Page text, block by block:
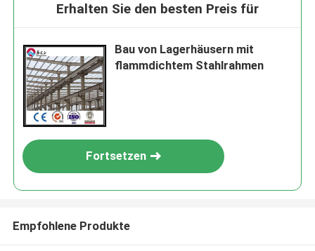
Erhalten Sie den besten Preis für
Bau von Lagerhäusern mit
flammdichtem Stahlrahmen
Fortsetzen
Empfohlene Produkte